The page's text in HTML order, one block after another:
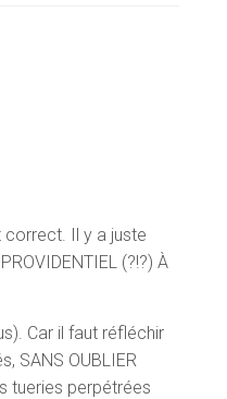
correct. Il y a juste
(?!?) À
Car il faut réfléchir
SANS OUBLIER
tueries perpétrées